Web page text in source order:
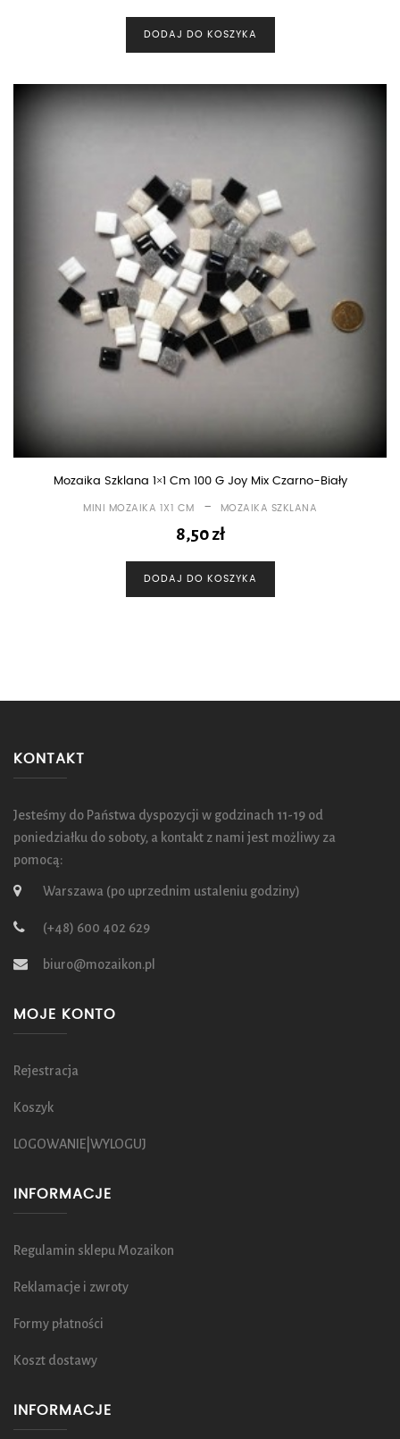
DODAJ DO KOSZYKA
Mozaika Szklana 1×1 Cm 100 G Joy Mix Czarno-Biały
MINI MOZAIKA 1X1 CM - MOZAIKA SZKLANA
8,50zł
DODAJ DO KOSZYKA
KONTAKT
Jesteśmy do Państwa dyspozycji w godzinach 11-19 od
poniedziałku do soboty, a kontakt z nami jest możliwy za
pomocą:
Warszawa (po uprzednim ustaleniu godziny)
(+48) 600 402 629
biuro@mozaikon.pl
MOJE KONTO
Rejestracja
Koszyk
LOGOWANIE|WYLOGUJ
INFORMACJE
Regulamin sklepu Mozaikon
Reklamacje i zwroty
Formy płatności
Koszt dostawy
INFORMACJE